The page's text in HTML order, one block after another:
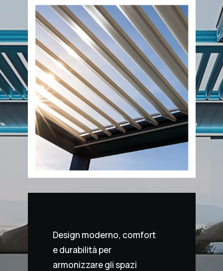
Design moderno, comfort
e durabilità per
armonizzare gli spazi